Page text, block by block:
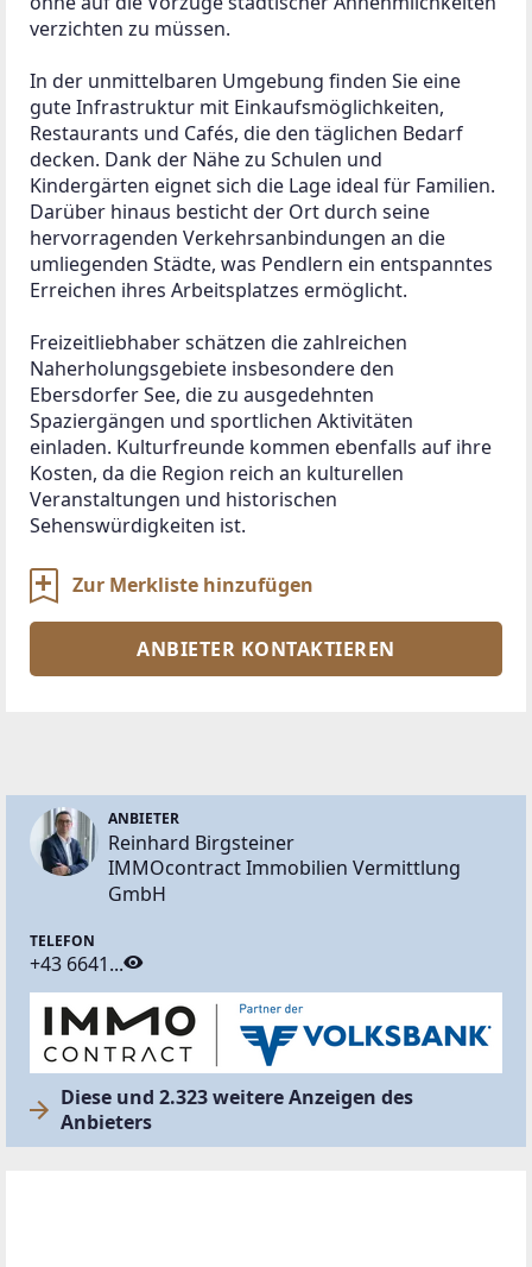
verzichten zu müssen.
In der unmittelbaren Umgebung finden Sie eine
gute Infrastruktur mit Einkaufsmöglichkeiten,
Restaurants und Cafés, die den täglichen Bedarf
decken. Dank der Nähe zu Schulen und
Kindergärten eignet sich die Lage ideal für Familien.
Darüber hinaus besticht der Ort durch seine
hervorragenden Verkehrsanbindungen an die
umliegenden Städte, was Pendlern ein entspanntes
Erreichen ihres Arbeitsplatzes ermöglicht.
Freizeitliebhaber schätzen die zahlreichen
Naherholungsgebiete insbesondere den
Ebersdorfer See, die zu ausgedehnten
Spaziergängen und sportlichen Aktivitäten
einladen. Kulturfreunde kommen ebenfalls auf ihre
Kosten, da die Region reich an kulturellen
Veranstaltungen und historischen
Sehenswürdigkeiten ist.
Zur Merkliste hinzufügen
ANBIETER KONTAKTIEREN
ANBIETER
Reinhard Birgsteiner
IMMOcontract Immobilien Vermittlung
GmbH
TELEFON
+43 6641...
Diese und 2.323 weitere Anzeigen des
Anbieters